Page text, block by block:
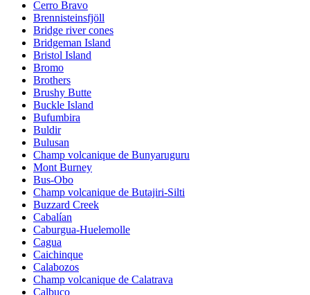
Cerro Bravo
Brennisteinsfjöll
Bridge river cones
Bridgeman Island
Bristol Island
Bromo
Brothers
Brushy Butte
Buckle Island
Bufumbira
Buldir
Bulusan
Champ volcanique de Bunyaruguru
Mont Burney
Bus-Obo
Champ volcanique de Butajiri-Silti
Buzzard Creek
Cabalían
Caburgua-Huelemolle
Cagua
Caichinque
Calabozos
Champ volcanique de Calatrava
Calbuco